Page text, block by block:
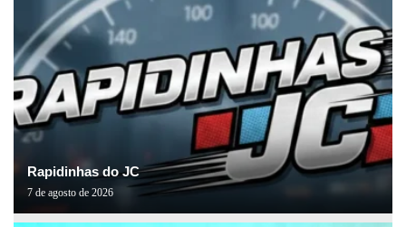
Rapidinhas do JC
7 de agosto de 2026